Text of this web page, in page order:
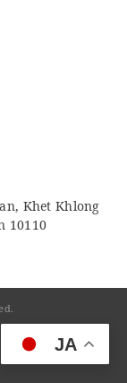
Khet Khlong
10110
JA